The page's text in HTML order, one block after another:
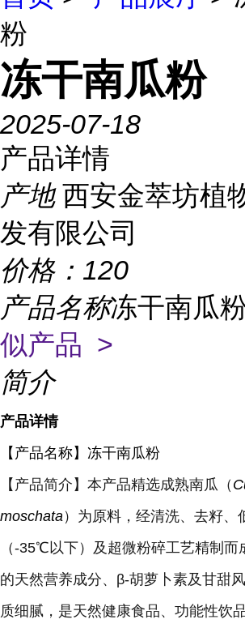
粉
冻干南瓜粉
2025-07-18
产品详情
产地 西安金萃坊植
发有限公司
价格： 120
产品名称冻干南瓜
似产品 >
简介
产品详情
【产品名称】冻干南瓜粉
【 产品简介 】 本产品精选成熟南瓜（
moschata）为原料，经清洗、去籽、
（-35℃以下）及超微粉碎工艺精制而
的天然营养成分、β-胡萝卜素及甘甜
质细腻，是天然健康食品、功能性饮